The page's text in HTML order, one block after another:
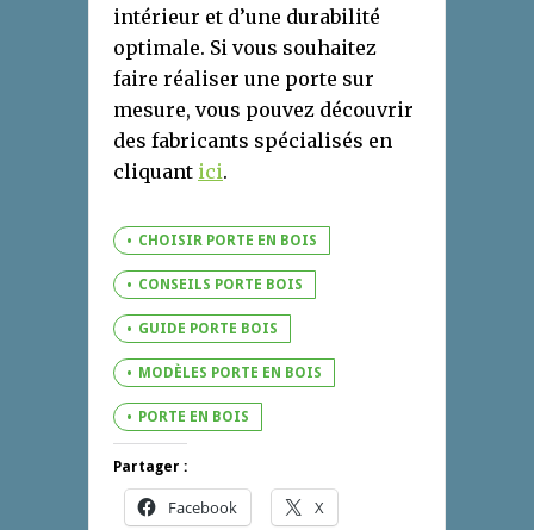
intérieur et d’une durabilité
optimale. Si vous souhaitez
faire réaliser une porte sur
mesure, vous pouvez découvrir
des fabricants spécialisés en
cliquant ici.
CHOISIR PORTE EN BOIS
CONSEILS PORTE BOIS
GUIDE PORTE BOIS
MODÈLES PORTE EN BOIS
PORTE EN BOIS
Partager :
Facebook X